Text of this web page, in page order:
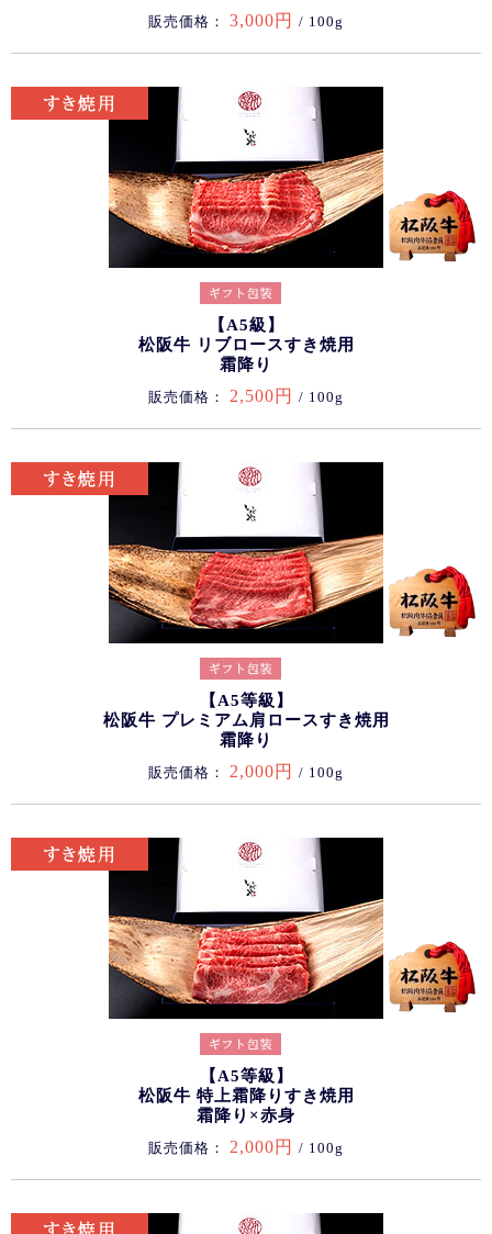
販売価格： 3,000円 / 100g
【A5級】
松阪牛 リブロースすき焼用
霜降り
販売価格： 2,500円 / 100g
【A5等級】
松阪牛 プレミアム肩ロースすき焼用
霜降り
販売価格： 2,000円 / 100g
【A5等級】
松阪牛 特上霜降りすき焼用
霜降り×赤身
販売価格： 2,000円 / 100g